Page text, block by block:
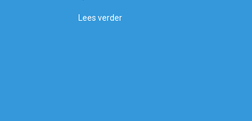
Lees verder